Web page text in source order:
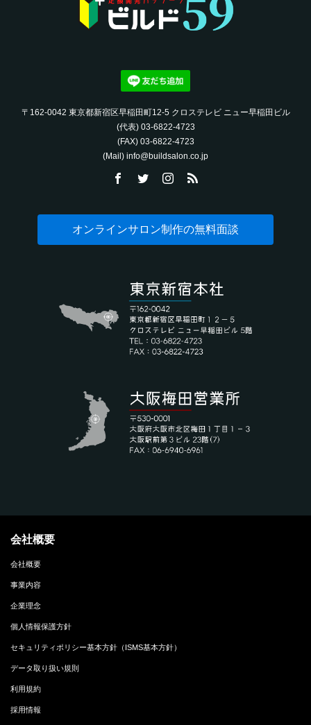
〒162-0042 東京都新宿区早稲田町12-5 クロステレビ ニュー早稲田ビル
(代表) 03-6822-4723‬
(FAX) 03-6822-4723‬
(Mail) info@buildsalon.co.jp
オンラインサロン制作の無料面談
会社概要
会社概要
事業内容
企業理念
個人情報保護方針
セキュリティポリシー基本方針（ISMS基本方針）
データ取り扱い規則
利用規約
採用情報